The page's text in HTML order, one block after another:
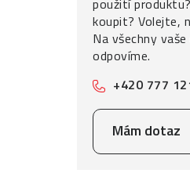
použití
koupit? Volejte,
Na všechny
odpovíme.
+420 777
Mám dotaz